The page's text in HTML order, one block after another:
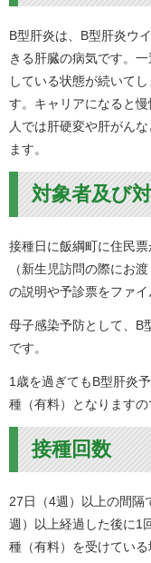
B型肝炎は、B型肝炎ウ
きる肝臓の病気です。
している状態が続いて
す。キャリアになると
人では肝硬変や肝がん
ます。
対象者及び
接種日に飯綱町に住民
（新生児訪問の際にお
の説明や予診票をファイ
母子感染予防として、B
です。
1歳を過ぎてもB型肝炎
種（有料）となりますの
接種回数
27日（4週）以上の間隔
週）以上経過した後に1
種（有料）を受けてい